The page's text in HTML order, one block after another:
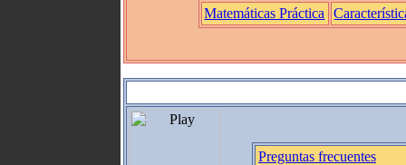
Matemáticas Práctica
Preguntas frecuentes